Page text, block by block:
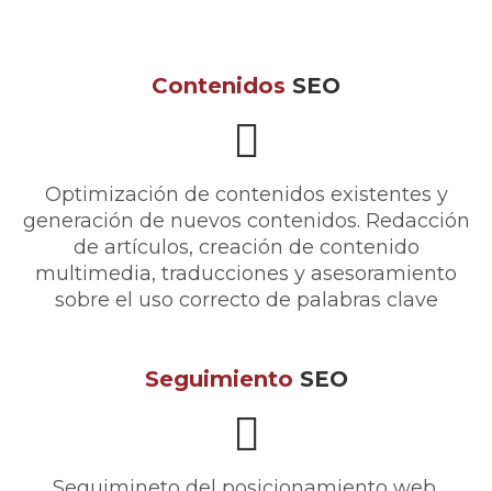
Contenidos SEO
Optimización de contenidos existentes y
generación de nuevos contenidos. Redacción
de artículos, creación de contenido
multimedia, traducciones y asesoramiento
sobre el uso correcto de palabras clave
Seguimiento SEO